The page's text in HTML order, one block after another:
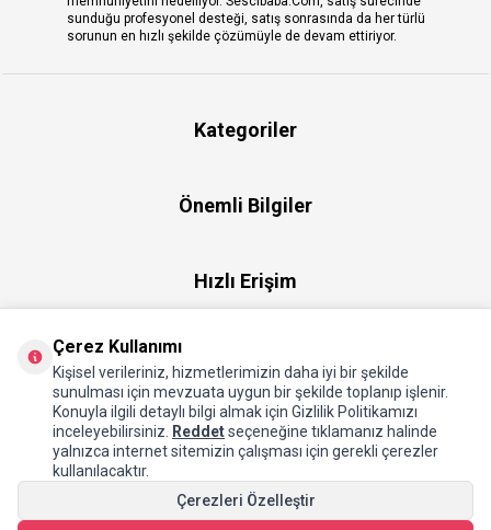
sunduğu profesyonel desteği, satış sonrasında da her türlü
sorunun en hızlı şekilde çözümüyle de devam ettiriyor.
Kategoriler
Önemli Bilgiler
Hızlı Erişim
Hakkımızda
Çerez Kullanımı
Kişisel verileriniz, hizmetlerimizin daha iyi bir şekilde
sunulması için mevzuata uygun bir şekilde toplanıp işlenir.
Konuyla ilgili detaylı bilgi almak için Gizlilik Politikamızı
inceleyebilirsiniz.
Reddetseçeneğine tıklamanız halinde
yalnızca internet sitemizin çalışması için gerekli çerezler
kullanılacaktır.
Çerezleri Özelleştir